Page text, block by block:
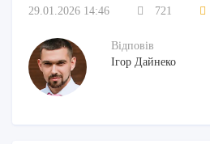
29.01.2026 14:46 721
Відповів
Ігор Дайнеко